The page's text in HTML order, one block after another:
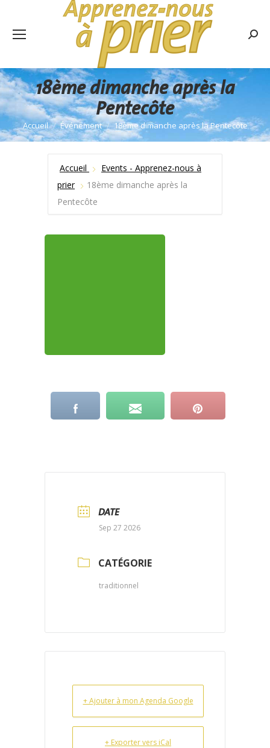
18ème dimanche après la
Pentecôte
Vous êtes ici :
Accueil Événement 18ème dimanche après la Pentecôte
Accueil
Events - Apprenez-nous à
prier
18ème dimanche après la
Pentecôte
DATE
Sep 27 2026
CATÉGORIE
traditionnel
+ Ajouter à mon Agenda Google
+ Exporter vers iCal